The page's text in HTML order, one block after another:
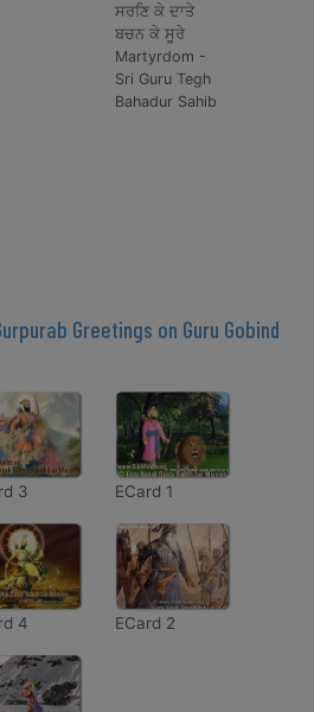
ਸਰਣਿ ਕੇ ਦਾਤੇ
ਬਚਨ ਕੇ ਸੂਰੇ
Martyrdom -
Sri Guru Tegh
Bahadur Sahib
Greetings on Guru Gobind
3 ECard 1
4 ECard 2